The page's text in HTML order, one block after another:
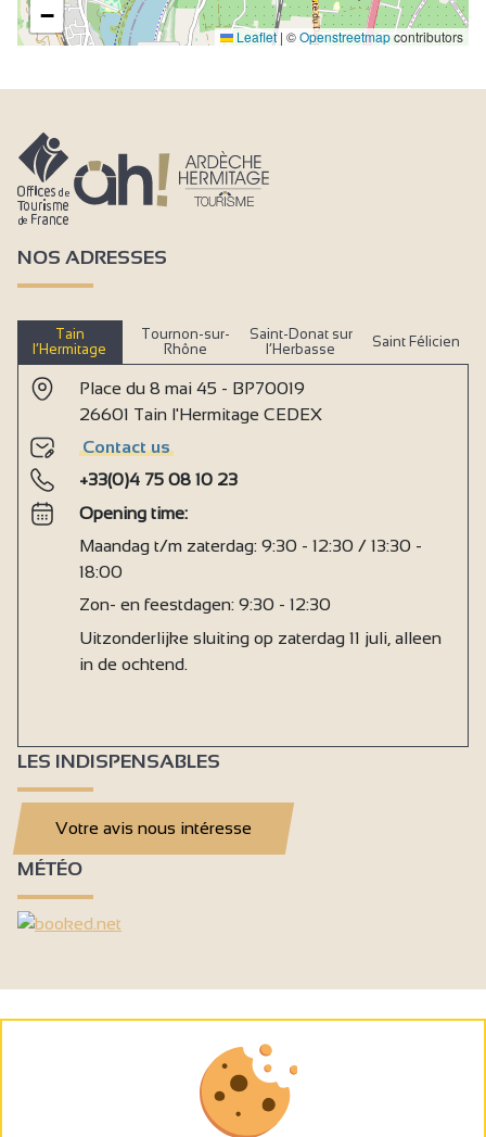
−
Leaflet | ©Openstreetmapcontributors
NOS ADRESSES
Tain
l’Hermitage
Tournon-sur-
Rhône
Saint-Donat sur
l’Herbasse
Saint Félicien
Place du 8 mai 45 - BP70019
26601 Tain l'Hermitage CEDEX
Contact us
+33(0)4 75 08 10 23
Opening time:
Maandag t/m zaterdag: 9:30 - 12:30 / 13:30 -
18:00
Zon- en feestdagen: 9:30 - 12:30
Uitzonderlijke sluiting op zaterdag 11 juli, alleen
in de ochtend.
LES INDISPENSABLES
Votre avis nous intéresse
MÉTÉO